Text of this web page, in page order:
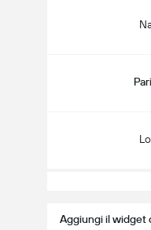
Aggiungi il widget